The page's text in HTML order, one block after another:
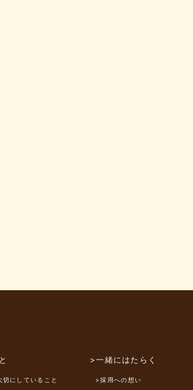
にしていること
>一緒にはたらく
>採用への想い